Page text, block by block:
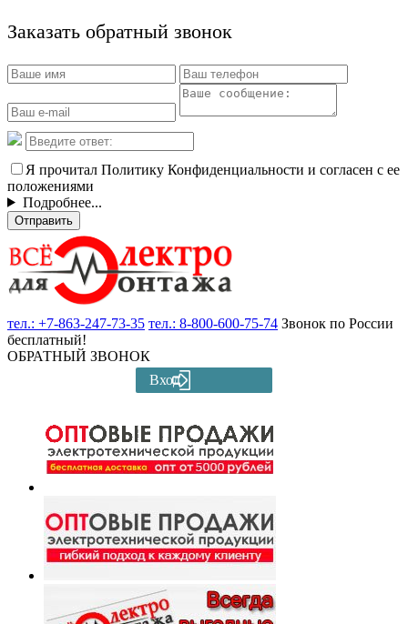
Заказать обратный звонок
Я прочитал Политику Конфиденциальности и согласен с ее
положениями
Подробнее...
Отправить
тел.: +7-863-247-73-35 тел.: 8-800-600-75-74 Звонок по России
бесплатный!
ОБРАТНЫЙ ЗВОНОК
Вход